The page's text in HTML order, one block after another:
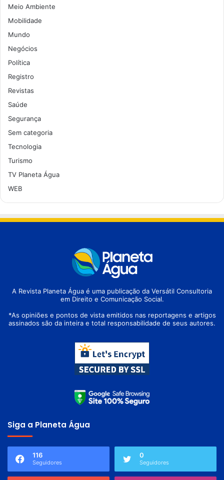
Meio Ambiente
Mobilidade
Mundo
Negócios
Política
Registro
Revistas
Saúde
Segurança
Sem categoria
Tecnologia
Turismo
TV Planeta Água
WEB
A Revista Planeta Água é uma publicação da Versátil Consultoria
em Direito e Comunicação Social.
*As opiniões e pontos de vista emitidos nas reportagens e artigos
assinados são da inteira e total responsabilidade de seus autores.
Siga a Planeta Água
116
Seguidores
0
Seguidores